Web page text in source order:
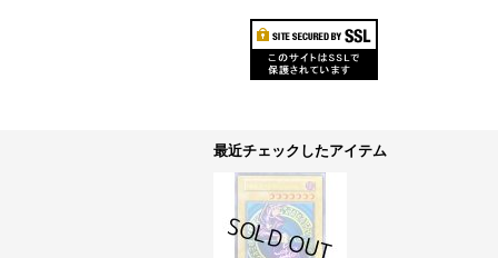
最近チェックしたアイテム